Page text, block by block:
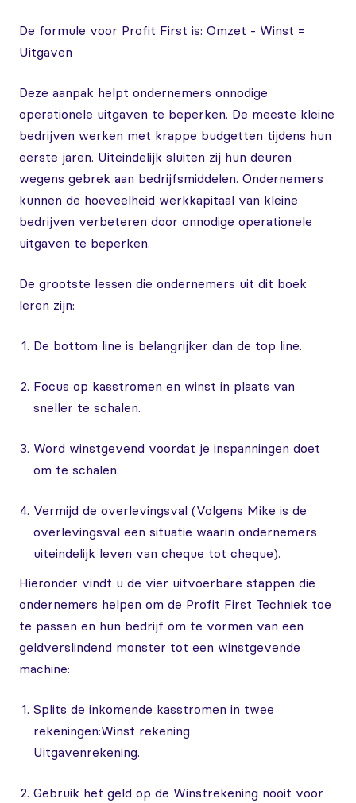
De formule voor Profit First is: Omzet - Winst =
Uitgaven
Deze aanpak helpt ondernemers onnodige
operationele uitgaven te beperken. De meeste kleine
bedrijven werken met krappe budgetten tijdens hun
eerste jaren. Uiteindelijk sluiten zij hun deuren
wegens gebrek aan bedrijfsmiddelen. Ondernemers
kunnen de hoeveelheid werkkapitaal van kleine
bedrijven verbeteren door onnodige operationele
uitgaven te beperken.
De grootste lessen die ondernemers uit dit boek
leren zijn:
De bottom line is belangrijker dan de top line.
Focus op kasstromen en winst in plaats van
sneller te schalen.
Word winstgevend voordat je inspanningen doet
om te schalen.
Vermijd de overlevingsval (Volgens Mike is de
overlevingsval een situatie waarin ondernemers
uiteindelijk leven van cheque tot cheque).
Hieronder vindt u de vier uitvoerbare stappen die
ondernemers helpen om de Profit First Techniek toe
te passen en hun bedrijf om te vormen van een
geldverslindend monster tot een winstgevende
machine:
Splits de inkomende kasstromen in twee
rekeningen:Winst rekening
Uitgavenrekening.
Gebruik het geld op de Winstrekening nooit voor